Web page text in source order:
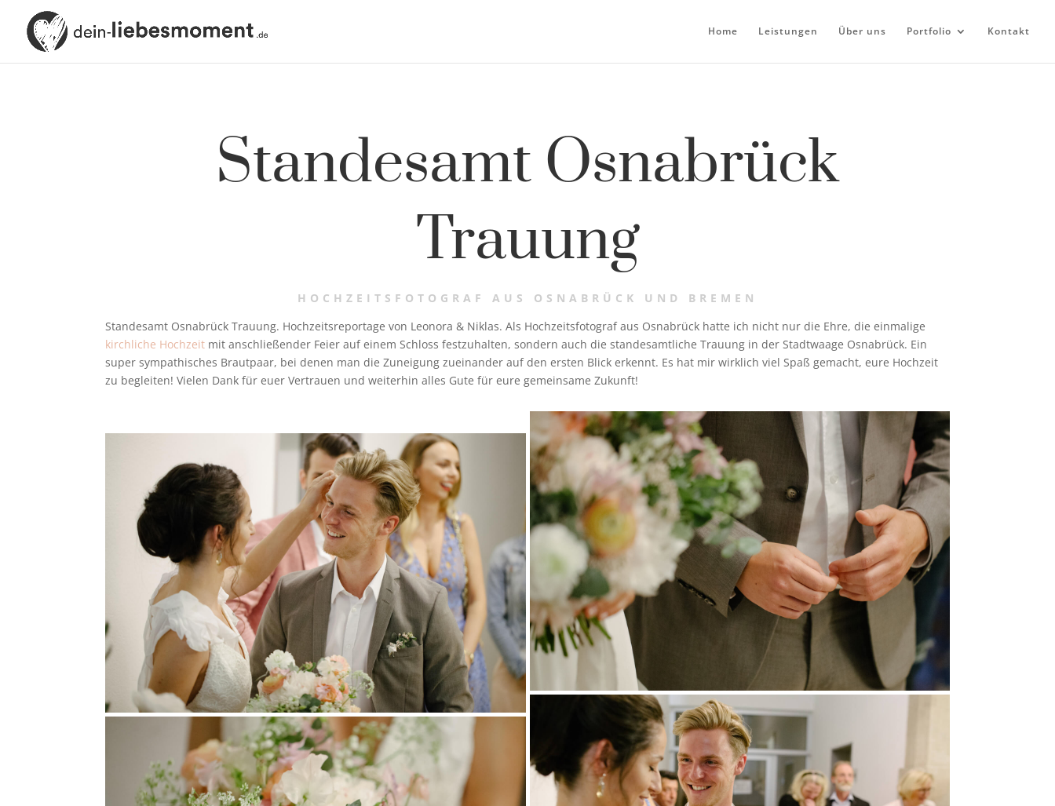
Home Leistungen Über uns Portfolio Kontakt
Standesamt Osnabrück
Trauung
HOCHZEITSFOTOGRAF AUS OSNABRÜCK UND BREMEN
Standesamt Osnabrück Trauung. Hochzeitsreportage von Leonora & Niklas. Als Hochzeitsfotograf aus Osnabrück hatte ich nicht nur die Ehre, die einmalige
kirchliche Hochzeit mit anschließender Feier auf einem Schloss festzuhalten, sondern auch die standesamtliche Trauung in der Stadtwaage Osnabrück. Ein
super sympathisches Brautpaar, bei denen man die Zuneigung zueinander auf den ersten Blick erkennt. Es hat mir wirklich viel Spaß gemacht, eure Hochzeit
zu begleiten! Vielen Dank für euer Vertrauen und weiterhin alles Gute für eure gemeinsame Zukunft!